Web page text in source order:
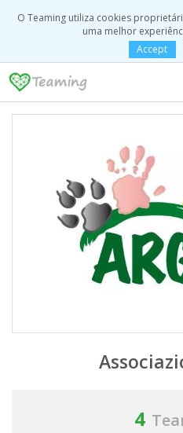
O Teaming utiliza cookies
uma melhor
Accept
4